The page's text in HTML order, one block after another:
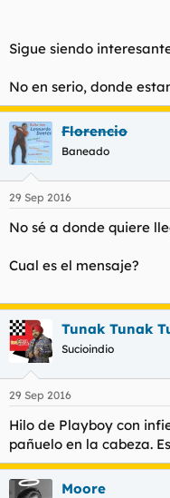
Sigue siendo
No en serio, donde
Florencio
Baneado
29 Sep 2016
No sé a donde quiere
Cual es el mensaje?
Tunak Tunak
Sucioindio
29 Sep 2016
Hilo de Playboy con
pañuelo en la cabeza.
Moore